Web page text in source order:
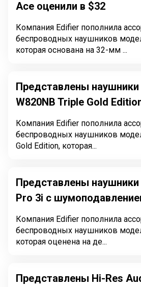
Ace оценили в $32
Компания Edifier пополнила
беспроводных наушников
которая основана на 32-мм ...
Представлены наушники
W820NB Triple Gold
Компания Edifier пополнила
беспроводных наушников
Gold Edition, которая...
Представлены
Pro 3i с
Компания Edifier пополнила
беспроводных наушников
которая оценена на де...
Представлены Hi-Res